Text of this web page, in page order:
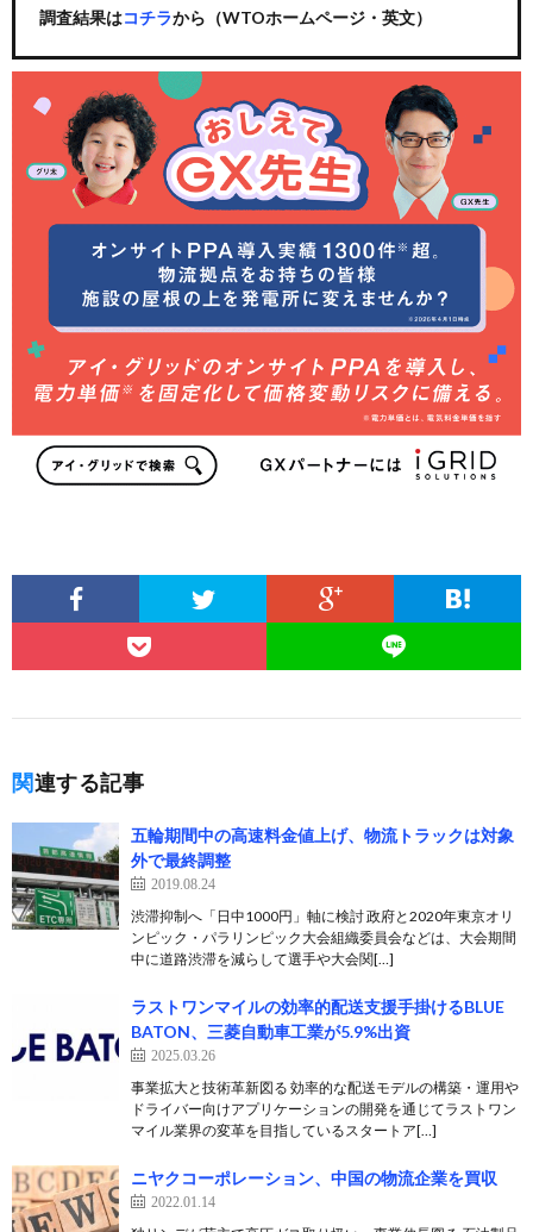
調査結果はコチラから（WTOホームページ・英文）
関連する記事
五輪期間中の高速料金値上げ、物流トラックは対象
外で最終調整
2019.08.24
渋滞抑制へ「日中1000円」軸に検討 政府と2020年東京オリ
ンピック・パラリンピック大会組織委員会などは、大会期間
中に道路渋滞を減らして選手や大会関[…]
ラストワンマイルの効率的配送支援手掛けるBLUE
BATON、三菱自動車工業が5.9%出資
2025.03.26
事業拡大と技術革新図る 効率的な配送モデルの構築・運用や
ドライバー向けアプリケーションの開発を通じてラストワン
マイル業界の変革を目指しているスタートア[…]
ニヤクコーポレーション、中国の物流企業を買収
2022.01.14